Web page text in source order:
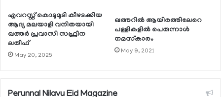
എവറസ്റ്റ് കൊടുമുടി കീഴടക്കിയ
ആദ്യ മലയാളി വനിതയായി
ഖത്തര്‍ പ്രവാസി സഫ്രീന
ലതീഫ്
May 20, 2025
ഖത്തറില്‍ ആയിരത്തിലേറെ
പള്ളികളില്‍ പെരുന്നാള്‍
നമസ്‌കാരം
May 9, 2021
Perunnal Nilavu Eid Magazine